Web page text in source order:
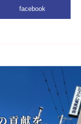
facebook